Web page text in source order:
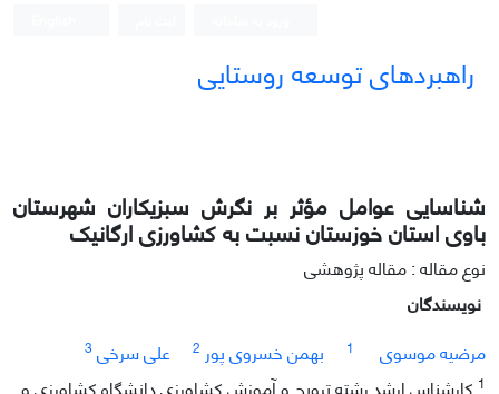
راهبردهای توسعه روستایی
شناسایی عوامل مؤثر بر نگرش سبزیکاران شهرستان
باوی استان خوزستان نسبت به کشاورزی ارگانیک
نوع مقاله : مقاله پژوهشی
نویسندگان
مرضیه موسوی
1 بهمن خسروی پور 2 علی سرخی 3
1 کارشناس ارشد رشته ترویج و آموزش کشاورزی دانشگاه کشاورزی و